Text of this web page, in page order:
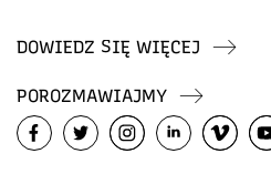
DOWIEDZ SIĘ WIĘCEJ
POROZMAWIAJMY